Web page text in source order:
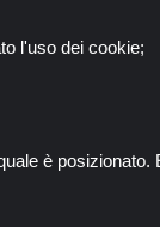
l'uso dei cookie;
è